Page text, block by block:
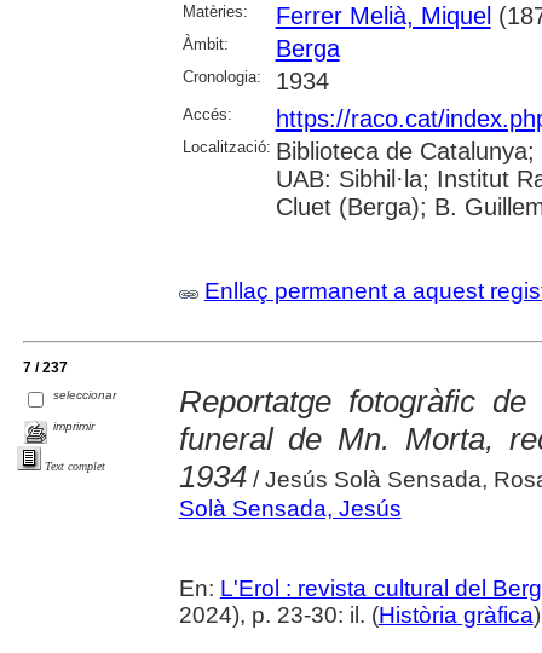
Matèries:
Ferrer Melià, Miquel
Àmbit: Berga
Cronologia: 1934
Accés: https://raco.cat/
Localització: Biblioteca de
UAB: Sibhil·la; Institut
Cluet (Berga); B.
Enllaç permanent a aquest
7 / 237
seleccionar
imprimir
Text complet
Reportatge fotogràfic
funeral de Mn. Morta,
1934/ Jesús Solà Sensada,
Solà Sensada, Jesús
En: L'Erol : revista cultural del
2024), p. 23-30: il. (Història gràfica